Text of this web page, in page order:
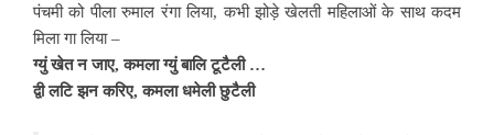
पंचमी को पीला रुमाल रंगा लिया, कभी झोड़े खेलती महिलाओं के साथ कदम
मिला गा लिया –
ग्युं खेत न जाए, कमला ग्युं बालि टूटैली …
द्वी लटि झन करिए, कमला धमेली छुटैली